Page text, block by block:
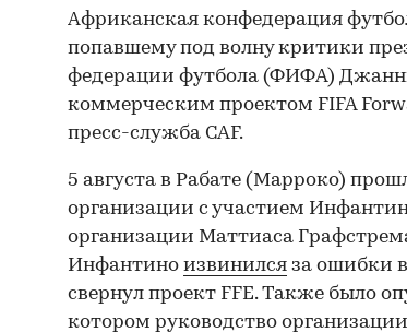
Африканская конфедерация
попавшему под волну критики
федерации футбола (ФИФА)
коммерческим проектом FIFA
пресс-служба СAF.
5 августа в Рабате (Марроко)
организации с участием
организации Маттиаса
Инфантино извинился за ошибки
свернул проект FFE. Также было
котором руководство